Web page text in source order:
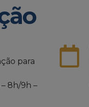
para
8h/9h –